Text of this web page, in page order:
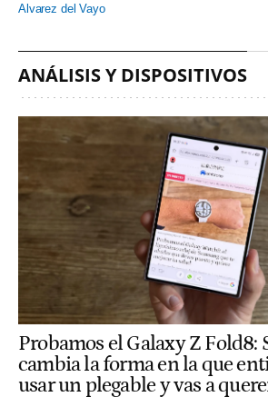
Alvarez del Vayo
ANÁLISIS Y DISPOSITIVOS
Probamos el Galaxy Z Fold8:
cambia la forma en la que
usar un plegable y vas a